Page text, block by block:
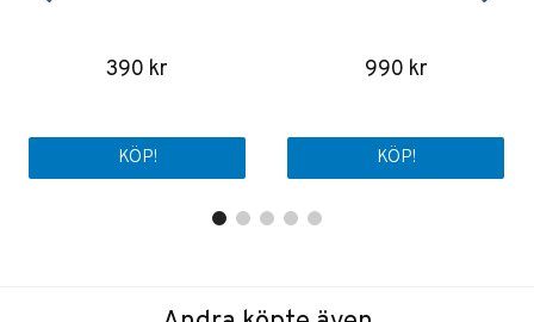
390 kr
KÖP!
990 kr
KÖP!